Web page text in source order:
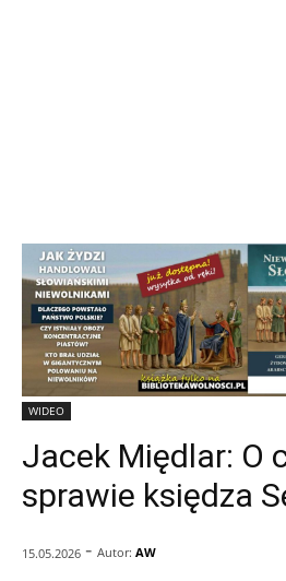
WIDEO
Jacek Międlar: O
sprawie księdza
15.05.2026 - Autor: AW